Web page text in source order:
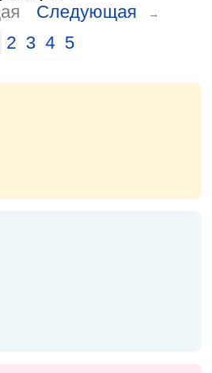
Следующая →
2 3 4 5